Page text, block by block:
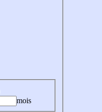
mois